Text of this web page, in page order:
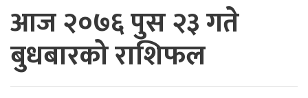
आज २०७६ पुस २३ गते
बुधबारको राशिफल